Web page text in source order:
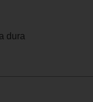
dura